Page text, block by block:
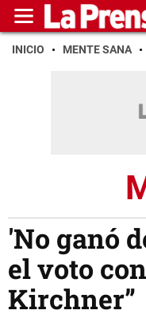
INICIO MENTE SANA
'No ganó
el voto
Kirchner”